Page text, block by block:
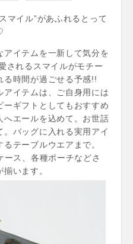
マイル”があふれるとって
アイテムを一新して気分を
されるスマイルがモチー
る時間が過ごせる予感!!
アイテムは、ご自身用には
ーギフトとしてもおすすめ
へエールを込めて。お世話
バッグに入れる実用アイ
テーブルウエアまで。
ース、各種ポーチなどさ
います。